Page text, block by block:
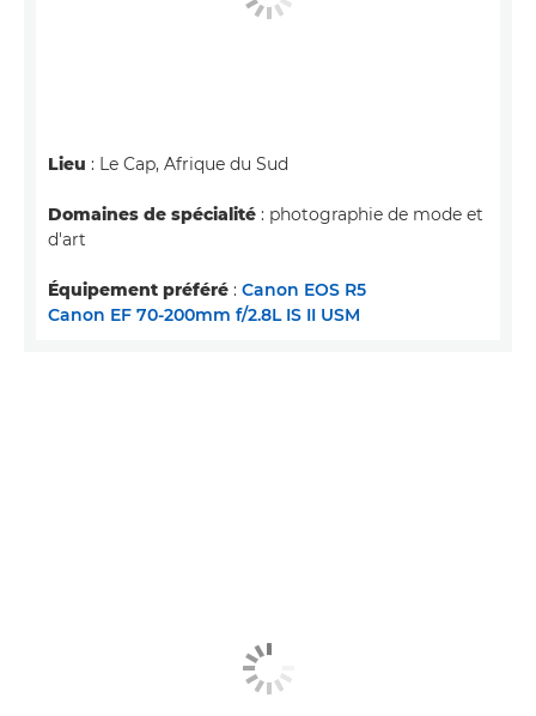
Lieu : Le Cap, Afrique du Sud
Domaines de spécialité : photographie de mode et
d'art
Équipement préféré : Canon EOS R5
Canon EF 70-200mm f/2.8L IS II USM